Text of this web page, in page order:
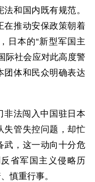
和国内既有规范。
在推动安保政策朝着
日本的“新型军国主
际社会应对此高度警
团体和民众明确表达
非法闯入中国驻日本
失管失控问题，却忙
武，这一动向十分危
省军国主义侵略历
慎重行事。